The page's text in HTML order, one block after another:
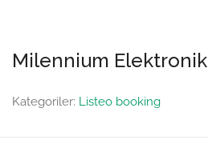
Milennium Elektronik
Kategoriler: Listeo booking